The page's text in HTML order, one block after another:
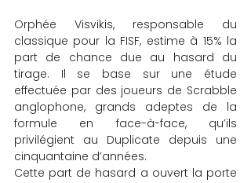
Orphée Visvikis, responsable du
classique pour la FISF, estime à 15% la
part de chance due au hasard du
tirage. Il se base sur une étude
effectuée par des joueurs de Scrabble
anglophone, grands adeptes de la
formule en face-à-face, qu’ils
privilégient au Duplicate depuis une
cinquantaine d’années.
Cette part de hasard a ouvert la porte